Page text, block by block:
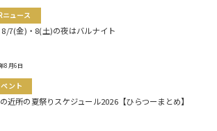
ニュース
8/7(金)・8(土)の夜はバルナイト
8月6日
ント
近所の夏祭りスケジュール2026【ひらつーまとめ】